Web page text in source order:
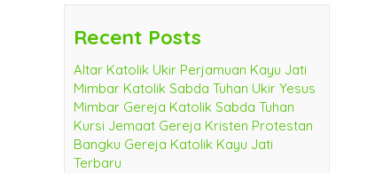
Recent Posts
Altar Katolik Ukir Perjamuan Kayu Jati
Mimbar Katolik Sabda Tuhan Ukir Yesus
Mimbar Gereja Katolik Sabda Tuhan
Kursi Jemaat Gereja Kristen Protestan
Bangku Gereja Katolik Kayu Jati
Terbaru